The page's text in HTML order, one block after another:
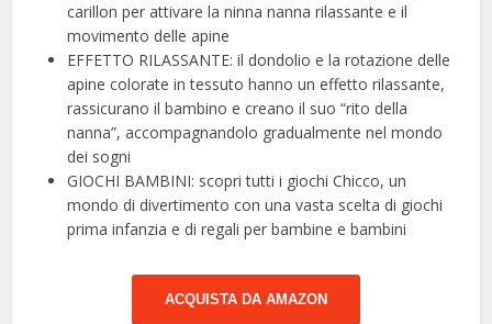
carillon per attivare la ninna nanna rilassante e il
movimento delle apine
EFFETTO RILASSANTE: il dondolio e la rotazione delle
apine colorate in tessuto hanno un effetto rilassante,
rassicurano il bambino e creano il suo “rito della
nanna”, accompagnandolo gradualmente nel mondo
dei sogni
GIOCHI BAMBINI: scopri tutti i giochi Chicco, un
mondo di divertimento con una vasta scelta di giochi
prima infanzia e di regali per bambine e bambini
ACQUISTA DA AMAZON